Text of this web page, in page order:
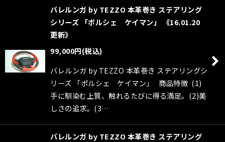
バレルンガ by TEZZO 本革巻き ステアリング
シリーズ 「ポルシェ ケイマン」 《16.01.20
更新》
99,000円(税込)
バレルンガ by TEZZO 本革巻き ステアリングシ
リーズ 「ポルシェ ケイマン」 商品特徴 (1)
手に馴染む上質、触れるたびに得る満足。(2)美
しさの追求。(3…
バレルンガ by TEZZO 本革巻き ステアリング